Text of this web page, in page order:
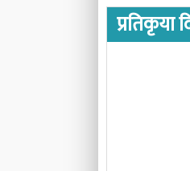
प्रतिकृया